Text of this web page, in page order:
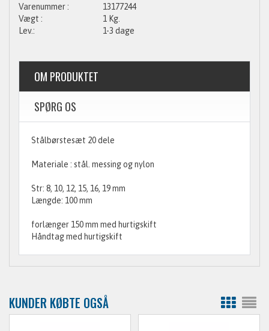
13177244
1 Kg.
1-3 dage
OM PRODUKTET
SPØRG OS
Stålbørstesæt 20 dele
Materiale : stål. messing og nylon
Str: 8, 10, 12, 15, 16, 19 mm
Længde: 100 mm
forlænger 150 mm med hurtigskift
Håndtag med hurtigskift
KUNDER KØBTE OGSÅ